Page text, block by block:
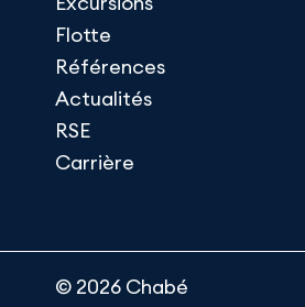
Flotte
Références
Actualités
RSE
Carrière
© 2026 Chabé